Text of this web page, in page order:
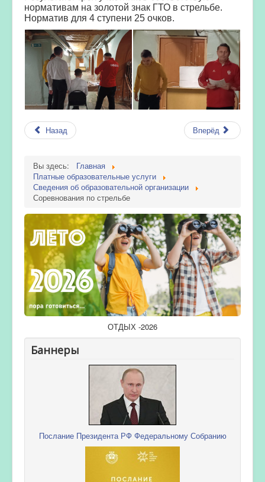
нормативам на золотой знак ГТО в стрельбе.
Норматив для 4 ступени 25 очков.
Назад Вперёд
Вы здесь:
Главная
Платные образовательные услуги
Сведения об образовательной организации
Соревнования по стрельбе
ОТДЫХ -2026
Баннеры
Послание Президента РФ Федеральному Собранию